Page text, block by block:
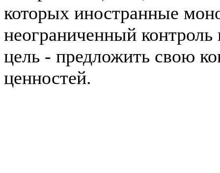
которых иностранные
неограниченный
цель - предложить свою
ценностей.